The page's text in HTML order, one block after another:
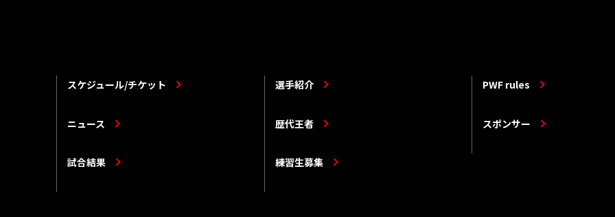
スケジュール/チケット 選手紹介 PWF rules
ニュース 歴代王者 スポンサー
試合結果 練習生募集